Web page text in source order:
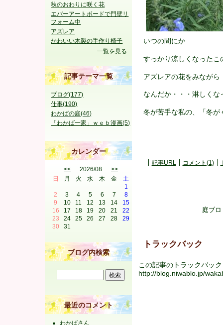
いつの間にか
すっかり涼しくなったこ
アズレアの花をみながら
なんだか・・・淋しく
冬が苦手な私の、「冬
記事URL コメント(1)
庭ブ
トラックバック
この記事のトラックバッ
http://blog.niwablo.jp/
秋のおわりに咲く花
エバーアートボードで門壁リ
フォーム中
アズレア
かわいい木製の手作り椅子
一覧を見る
記事テーマ一覧
ブログ(177)
仕事(190)
わかばの庭(46)
「わかば一家」ｗｅｂ漫画(5)
カレンダー
<<2026/08>>
日
月 火 水 木 金
土
1
2
3 4 5 6 7
8
9
10 11 12 13 14
15
16
17 18 19 20 21
22
23
24 25 26 27 28
29
30
31
ブログ内検索
最近のコメント
わかばさん